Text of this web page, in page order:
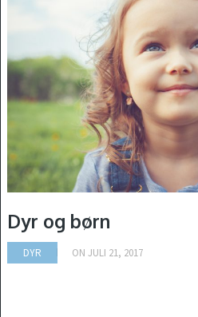
Dyr og børn
DYR ON JULI 21, 2017